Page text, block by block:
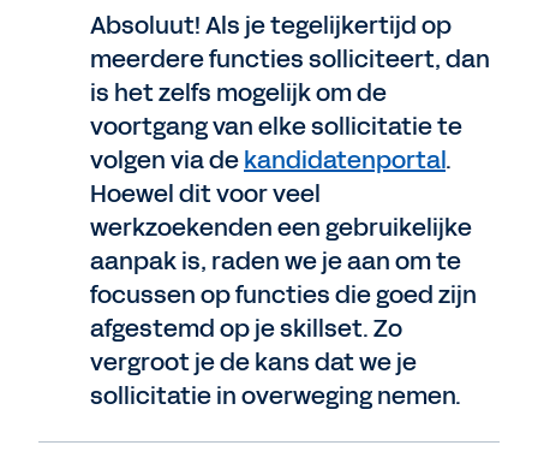
Absoluut! Als je tegelijkertijd op
meerdere functies solliciteert, dan
is het zelfs mogelijk om de
voortgang van elke sollicitatie te
volgen via dekandidatenportal.
Hoewel dit voor veel
werkzoekenden een gebruikelijke
aanpak is, raden we je aan om te
focussen op functies die goed zijn
afgestemd op je skillset. Zo
vergroot je de kans dat we je
sollicitatie in overweging nemen.